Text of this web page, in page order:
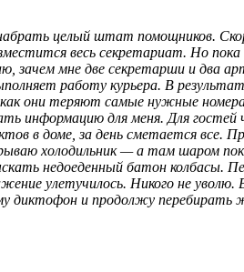
целый штат помощников.
весь секретариат. Но пока
зачем мне две секретарши и два
работу курьера. В
как они теряют самые нужные
информацию для меня. Для гостей
в доме, за день сметается все.
холодильник — а там шаром
недоеденный батон колбасы.
улетучилось. Никого не
диктофон и продолжу перебирать